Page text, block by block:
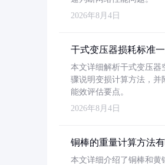
2026年8月4日
干式变压器损耗标准
本文详细解析干式变压器
骤说明变损计算方法，并
能效评估要点。
2026年8月4日
铜棒的重量计算方法
本文详细介绍了铜棒和黄